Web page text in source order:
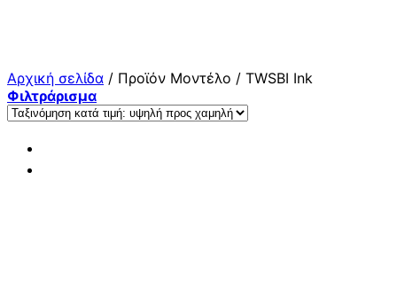
Αρχική σελίδα / Προϊόν Μοντέλο / TWSBI Ink
Φιλτράρισμα